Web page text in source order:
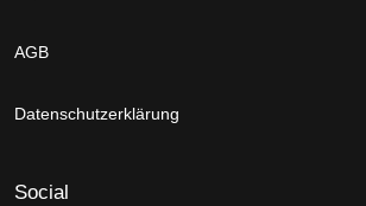
AGB
Datenschutzerklärung
Social